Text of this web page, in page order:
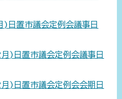
置市議会定例会議事日
)日置市議会定例会議事日
)日置市議会定例会会期日